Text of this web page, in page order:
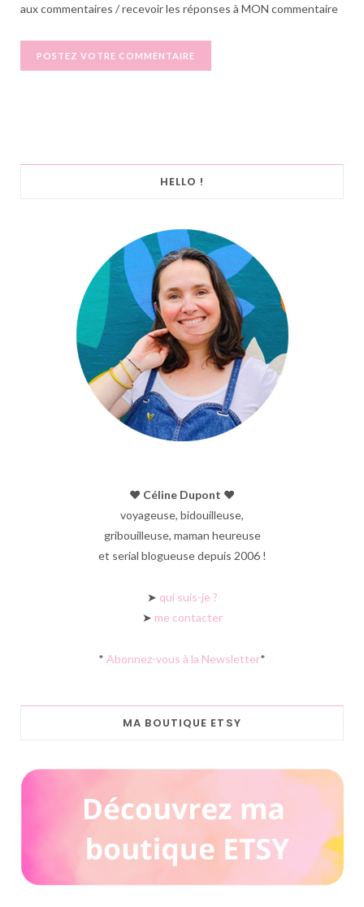
aux commentaires / recevoir les réponses à MON commentaire
HELLO !
♥︎ Céline Dupont ♥︎
voyageuse, bidouilleuse,
gribouilleuse, maman heureuse
et serial blogueuse depuis 2006 !
➤ qui suis-je ?
➤ me contacter
* Abonnez-vous à la Newsletter*
MA BOUTIQUE ETSY